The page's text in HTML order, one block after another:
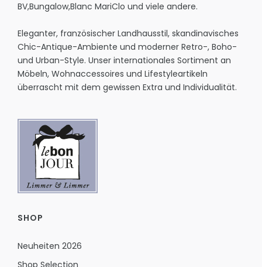
BV,Bungalow,Blanc MariClo und viele andere.
Eleganter, französischer Landhausstil, skandinavisches
Chic-Antique-Ambiente und moderner Retro-, Boho-
und Urban-Style. Unser internationales Sortiment an
Möbeln, Wohnaccessoires und Lifestyleartikeln
überrascht mit dem gewissen Extra und Individualität.
SHOP
Neuheiten 2026